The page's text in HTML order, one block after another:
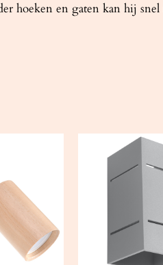
hoeken en gaten kan hij snel